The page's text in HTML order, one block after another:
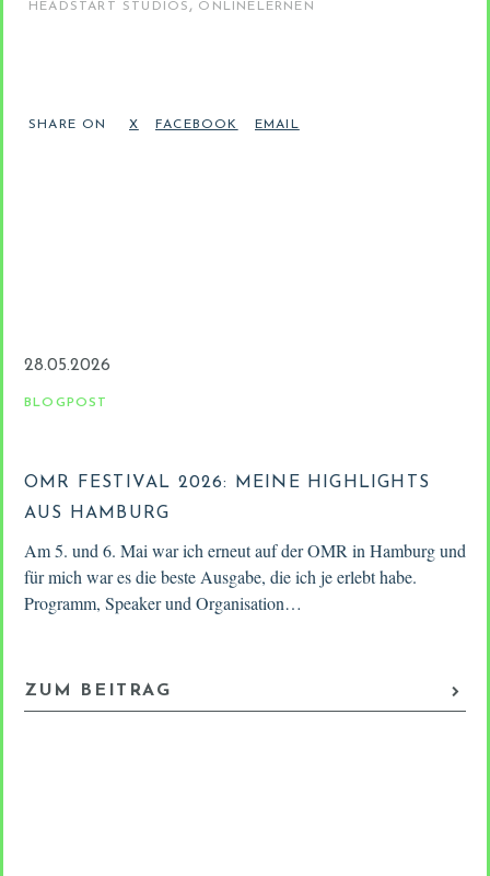
HEADSTART STUDIOS , ONLINELERNEN
SHARE ON
28.05.2026
BLOGPOST
OMR FESTIVAL 2026: MEINE HIGHLIGHTS
AUS HAMBURG
Am 5. und 6. Mai war ich erneut auf der OMR in Hamburg und
für mich war es die beste Ausgabe, die ich je erlebt habe.
Programm, Speaker und Organisation…
ZUM BEITRAG